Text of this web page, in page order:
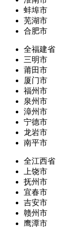
蚌埠市
芜湖市
合肥市
全福建省
三明市
莆田市
厦门市
福州市
泉州市
漳州市
宁德市
龙岩市
南平市
全江西省
上饶市
抚州市
宜春市
吉安市
赣州市
鹰潭市